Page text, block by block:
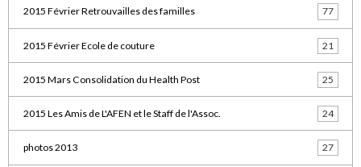
2015 Février Retrouvailles des familles 77
2015 Février Ecole de couture 21
2015 Mars Consolidation du Health Post 25
2015 Les Amis de L'AFEN et le Staff de l'Assoc. 24
photos 2013 27